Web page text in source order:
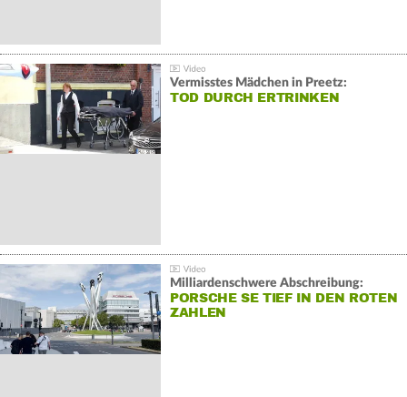
Vermisstes Mädchen in Preetz:
TOD DURCH ERTRINKEN
Milliardenschwere Abschreibung:
PORSCHE SE TIEF IN DEN ROTEN
ZAHLEN